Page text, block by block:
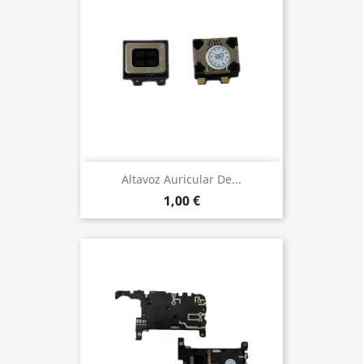
Altavoz Auricular De...
1,00 €